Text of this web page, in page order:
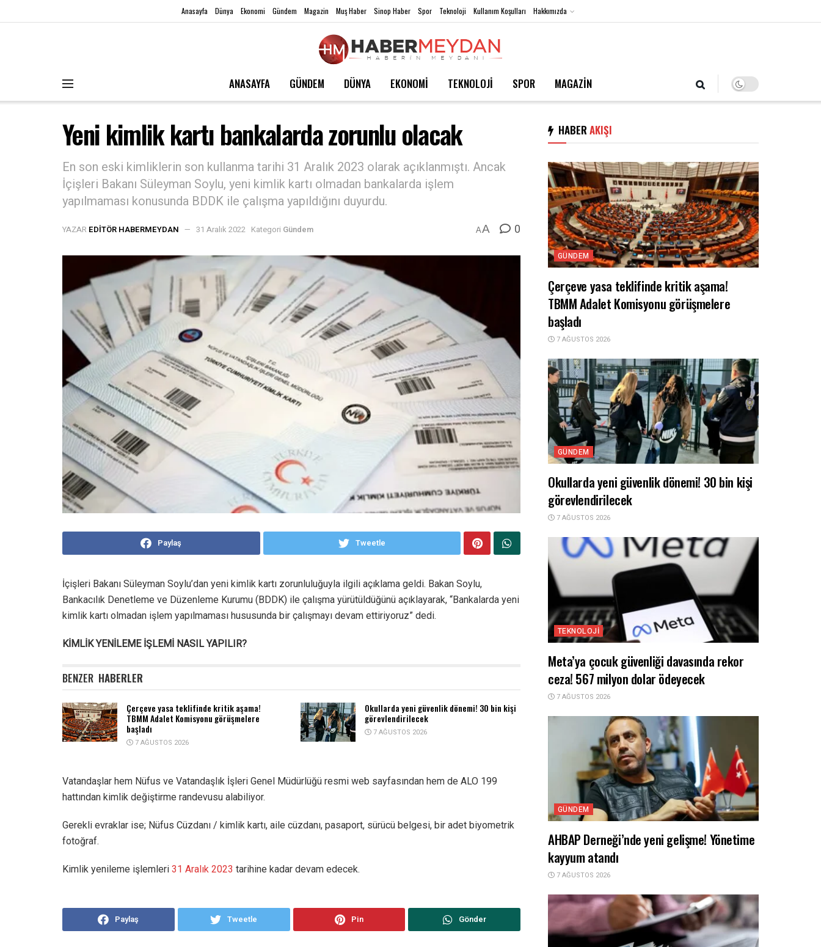
Anasayfa Dünya Ekonomi Gündem Magazin Muş Haber Sinop Haber Spor Teknoloji Kullanım Koşulları Hakkımızda
ANASAYFA GÜNDEM DÜNYA EKONOMİ TEKNOLOJİ SPOR MAGAZİN
Yeni kimlik kartı bankalarda zorunlu olacak
En son eski kimliklerin son kullanma tarihi 31 Aralık 2023 olarak açıklanmıştı. Ancak
İçişleri Bakanı Süleyman Soylu, yeni kimlik kartı olmadan bankalarda işlem
yapılmaması konusunda BDDK ile çalışma yapıldığını duyurdu.
YAZAR EDITÖR HABERMEYDAN 31 Aralık 2022 Kategori Gündem AA 0
Paylaş Tweetle
İçişleri Bakanı Süleyman Soylu’dan yeni kimlik kartı zorunluluğuyla ilgili açıklama geldi. Bakan Soylu,
Bankacılık Denetleme ve Düzenleme Kurumu (BDDK) ile çalışma yürütüldüğünü açıklayarak, “Bankalarda yeni
kimlik kartı olmadan işlem yapılmaması hususunda bir çalışmayı devam ettiriyoruz” dedi.
KİMLİK YENİLEME İŞLEMİ NASIL YAPILIR?
BENZER HABERLER
Çerçeve yasa teklifinde kritik aşama!
TBMM Adalet Komisyonu görüşmelere
başladı
7 AĞUSTOS 2026
Okullarda yeni güvenlik dönemi! 30 bin kişi
görevlendirilecek
7 AĞUSTOS 2026
Vatandaşlar hem Nüfus ve Vatandaşlık İşleri Genel Müdürlüğü resmi web sayfasından hem de ALO 199
hattından kimlik değiştirme randevusu alabiliyor.
Gerekli evraklar ise; Nüfus Cüzdanı / kimlik kartı, aile cüzdanı, pasaport, sürücü belgesi, bir adet biyometrik
fotoğraf.
Kimlik yenileme işlemleri 31 Aralık 2023 tarihine kadar devam edecek.
Paylaş Tweetle Pin Gönder
HABER AKIŞI
GÜNDEM
Çerçeve yasa teklifinde kritik aşama!
TBMM Adalet Komisyonu görüşmelere
başladı
7 AĞUSTOS 2026
GÜNDEM
Okullarda yeni güvenlik dönemi! 30 bin kişi
görevlendirilecek
7 AĞUSTOS 2026
TEKNOLOJI
Meta’ya çocuk güvenliği davasında rekor
ceza! 567 milyon dolar ödeyecek
7 AĞUSTOS 2026
GÜNDEM
AHBAP Derneği’nde yeni gelişme! Yönetime
kayyum atandı
7 AĞUSTOS 2026